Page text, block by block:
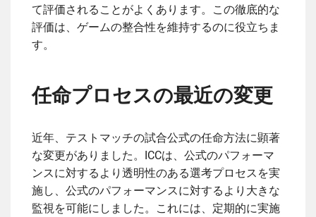
て評価されることがよくあります。この徹底的な
評価は、ゲームの整合性を維持するのに役立ちま
す。
任命プロセスの最近の変更
近年、テストマッチの試合公式の任命方法に顕著
な変更がありました。ICCは、公式のパフォーマ
ンスに対するより透明性のある選考プロセスを実
施し、公式のパフォーマンスに対するより大きな
監視を可能にしました。これには、定期的に実施